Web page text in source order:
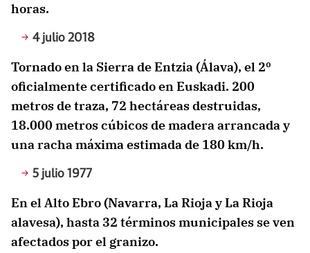
horas.
4 julio 2018
Tornado en la Sierra de Entzia (Álava), el 2º
oficialmente certificado en Euskadi. 200
metros de traza, 72 hectáreas destruidas,
18.000 metros cúbicos de madera arrancada y
una racha máxima estimada de 180 km/h.
5 julio 1977
En el Alto Ebro (Navarra, La Rioja y La Rioja
alavesa), hasta 32 términos municipales se ven
afectados por el granizo.